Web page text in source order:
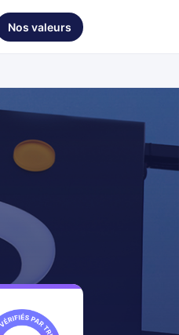
Nos valeurs